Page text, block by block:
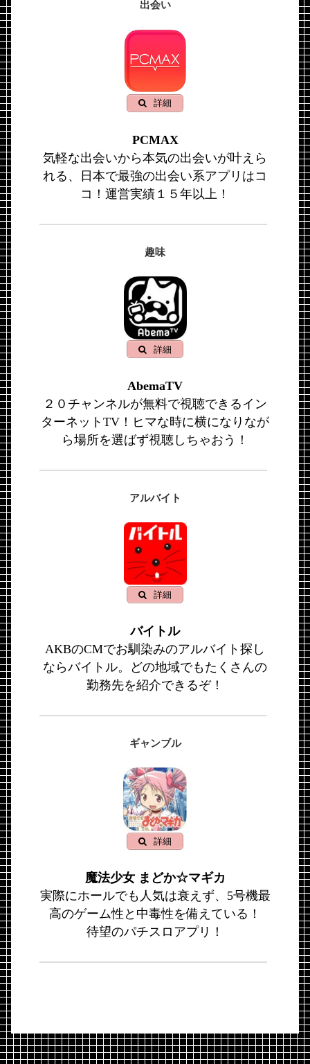
出会い
詳細
PCMAX
気軽な出会いから本気の出会いが叶えら
れる、日本で最強の出会い系アプリはコ
コ！運営実績１５年以上！
趣味
詳細
AbemaTV
２０チャンネルが無料で視聴できるイン
ターネットTV！ヒマな時に横になりなが
ら場所を選ばず視聴しちゃおう！
アルバイト
詳細
バイトル
AKBのCMでお馴染みのアルバイト探し
ならバイトル。どの地域でもたくさんの
勤務先を紹介できるぞ！
ギャンブル
詳細
魔法少女 まどか☆マギカ
実際にホールでも人気は衰えず、5号機最
高のゲーム性と中毒性を備えている！
待望のパチスロアプリ！